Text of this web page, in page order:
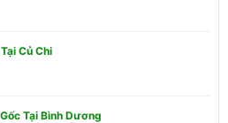
Củ Chi
Tại Bình Dương